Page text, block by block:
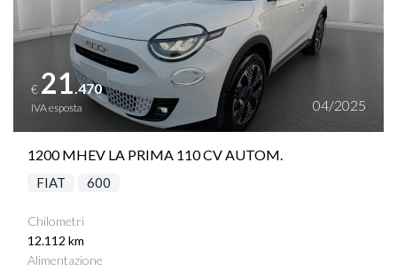
€ 21.470
IVA esposta 04/2025
1200 MHEV LA PRIMA 110 CV AUTOM.
FIAT 600
Chilometri
12.112 km
Alimentazione